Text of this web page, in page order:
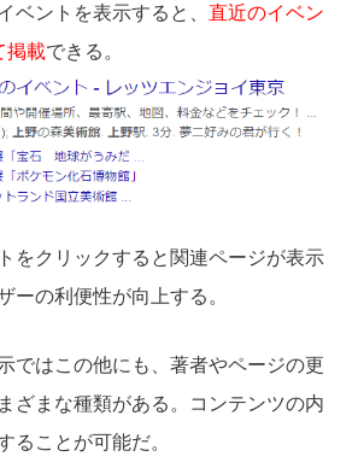
ベントを表示すると、 直近のイベン
掲載できる。
をクリックすると関連ページが表示
ーの利便性が向上する。
ではこの他にも、著者やページの更
ざまな種類がある。コンテンツの内
ることが可能だ。